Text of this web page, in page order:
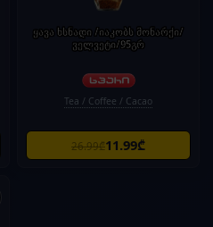
ყავა ხსნადი /იაკობს მონარქი/
ველვეტი/95გრ
Tea / Coffee / Cacao
26.99₾11.99₾